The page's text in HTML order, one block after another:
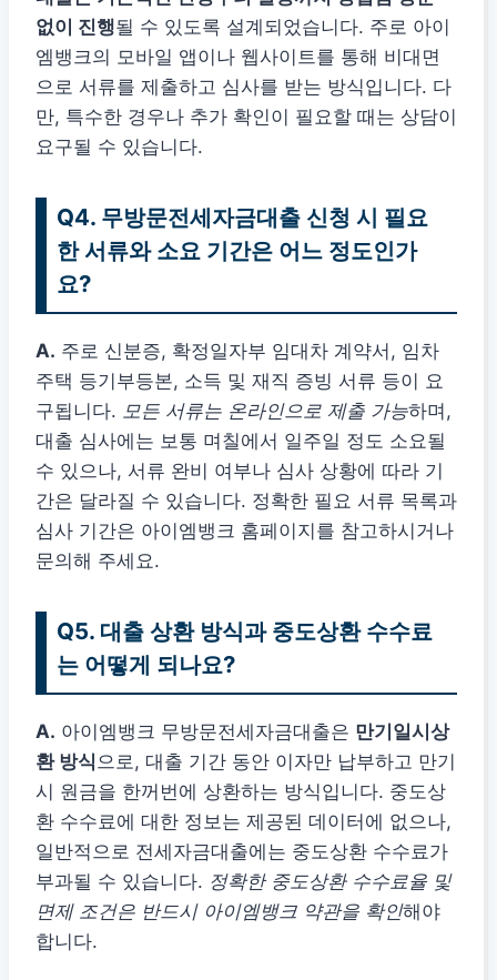
없이 진행될 수 있도록 설계되었습니다. 주로 아이
엠뱅크의 모바일 앱이나 웹사이트를 통해 비대면
으로 서류를 제출하고 심사를 받는 방식입니다. 다
만, 특수한 경우나 추가 확인이 필요할 때는 상담이
요구될 수 있습니다.
Q4. 무방문전세자금대출 신청 시 필요
한 서류와 소요 기간은 어느 정도인가
요?
A. 주로 신분증, 확정일자부 임대차 계약서, 임차
주택 등기부등본, 소득 및 재직 증빙 서류 등이 요
구됩니다. 모든 서류는 온라인으로 제출 가능하며,
대출 심사에는 보통 며칠에서 일주일 정도 소요될
수 있으나, 서류 완비 여부나 심사 상황에 따라 기
간은 달라질 수 있습니다. 정확한 필요 서류 목록과
심사 기간은 아이엠뱅크 홈페이지를 참고하시거나
문의해 주세요.
Q5. 대출 상환 방식과 중도상환 수수료
는 어떻게 되나요?
A. 아이엠뱅크 무방문전세자금대출은 만기일시상
환 방식으로, 대출 기간 동안 이자만 납부하고 만기
시 원금을 한꺼번에 상환하는 방식입니다. 중도상
환 수수료에 대한 정보는 제공된 데이터에 없으나,
일반적으로 전세자금대출에는 중도상환 수수료가
부과될 수 있습니다. 정확한 중도상환 수수료율 및
면제 조건은 반드시 아이엠뱅크 약관을 확인해야
합니다.